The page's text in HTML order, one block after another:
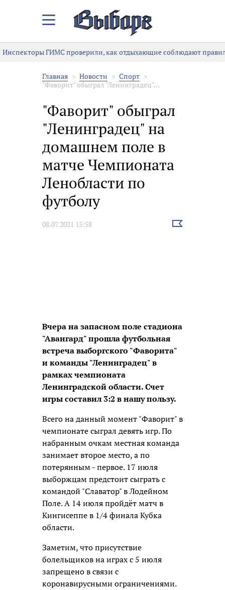
Закрыть/
меню
Инспекторы ГИМС проверили, как отдыхающие соблюдают
Главная Новости
Спорт
"Фаворит" обыграл "Ленинградец"...
"Фаворит" обыграл
"Ленинградец" на
домашнем поле в
матче Чемпионата
Ленобласти по
футболу
08.07.2021 15:58
Выбрать
Вчера на запасном поле стадиона
"Авангард" прошла футбольная
встреча выборгского "Фаворита"
и команды "Ленинградец" в
рамках чемпионата
Ленинградской области. Счет
игры составил 3:2 в нашу пользу.
Всего на данный момент "Фаворит" в
чемпионате сыграл девять игр. По
набранным очкам местная команда
занимает второе место, а по
потерянным - первое. 17 июля
выборжцам предстоит сыграть с
командой "Славатор" в Лодейном
Поле. А 14 июля пройдёт матч в
Кингисеппе в 1/4 финала Кубка
области.
Заметим, что присутствие
болельщиков на играх с 5 июля
запрещено в связи с
коронавирусными ограничениями.